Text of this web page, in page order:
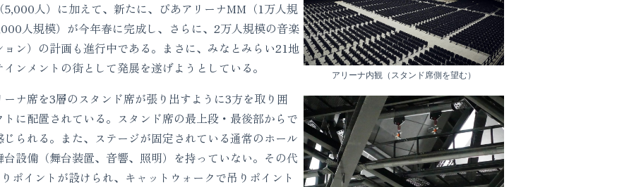
人）に加えて、新たに、ぴあアリーナMM（1万人規
人規模）が今年春に完成し、さらに、2万人規模の音楽
ン）の計画も進行中である。まさに、みなとみらい21地
ンメントの街として発展を遂げようとしている。
ナ席を3層のスタンド席が張り出すように3方を取り囲
に配置されている。スタンド席の最上段・最後部からで
られる。また、ステージが固定されている通常のホール
設備（舞台装置、音響、照明）を持っていない。その代
ポイントが設けられ、キャットウォークで吊りポイント
アリーナ内観（スタンド席側を望む）